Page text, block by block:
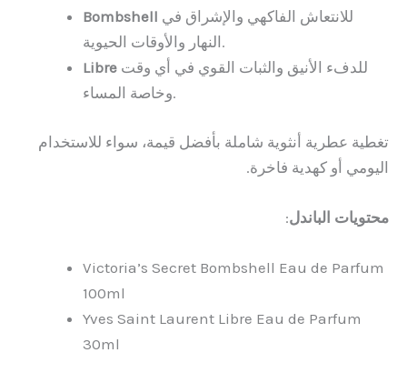
Bombshell
النهار والأوقات الحيوية.
Libre
وخاصة المساء.
تغطية عطرية أنثوية شاملة بأفضل قيمة، سواء للاستخدام
اليومي أو كهدية فاخرة.
محتويات الباندل:
Victoria’s Secret Bombshell Eau de Parfum
100ml
Yves Saint Laurent Libre Eau de Parfum
30ml